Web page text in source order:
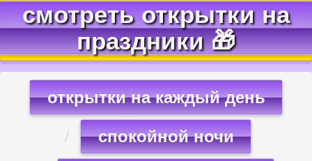
смотреть открытки на
праздники 🎁
открытки на каждый день
спокойной ночи